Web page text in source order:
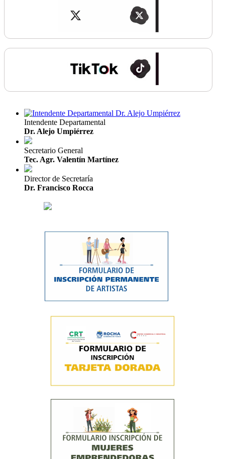
Intendente Departamental
Dr. Alejo Umpiérrez
Secretario General
Tec. Agr. Valentín Martínez
Director de Secretaría
Dr. Francisco Rocca